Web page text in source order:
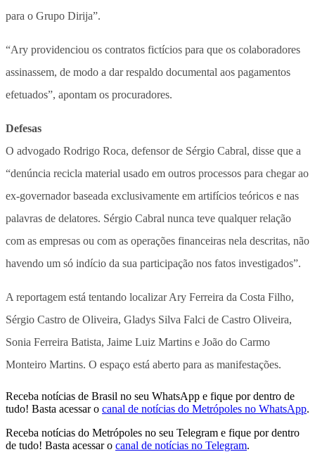
para o Grupo Dirija”.
“Ary providenciou os contratos fictícios para que os colaboradores
assinassem, de modo a dar respaldo documental aos pagamentos
efetuados”, apontam os procuradores.
Defesas
O advogado Rodrigo Roca, defensor de Sérgio Cabral, disse que a
“denúncia recicla material usado em outros processos para chegar ao
ex-governador baseada exclusivamente em artifícios teóricos e nas
palavras de delatores. Sérgio Cabral nunca teve qualquer relação
com as empresas ou com as operações financeiras nela descritas, não
havendo um só indício da sua participação nos fatos investigados”.
A reportagem está tentando localizar Ary Ferreira da Costa Filho,
Sérgio Castro de Oliveira, Gladys Silva Falci de Castro Oliveira,
Sonia Ferreira Batista, Jaime Luiz Martins e João do Carmo
Monteiro Martins. O espaço está aberto para as manifestações.
Receba notícias de Brasil no seu WhatsApp e fique por dentro de
tudo! Basta acessar o canal de notícias do Metrópoles no WhatsApp.
Receba notícias do Metrópoles no seu Telegram e fique por dentro
de tudo! Basta acessar o canal de notícias no Telegram.